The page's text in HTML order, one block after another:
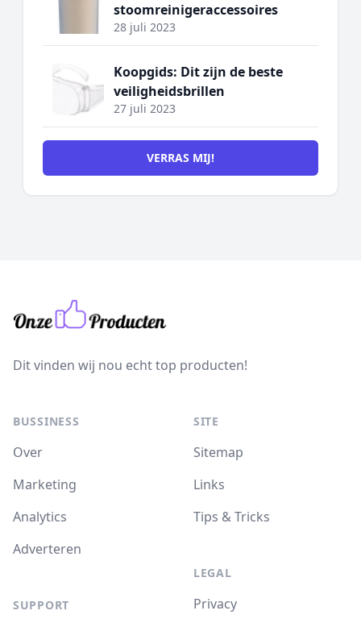
stoomreinigeraccessoires
28 juli 2023
Koopgids: Dit zijn de beste
veiligheidsbrillen
27 juli 2023
VERRAS MIJ!
Dit vinden wij nou echt top producten!
BUSSINESS
Over
Marketing
Analytics
Adverteren
SUPPORT
SITE
Sitemap
Links
Tips & Tricks
LEGAL
Privacy